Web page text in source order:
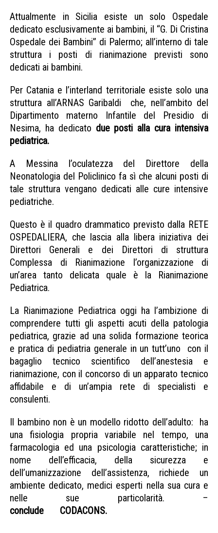
Attualmente in Sicilia esiste un solo Ospedale
dedicato esclusivamente ai bambini, il “G. Di Cristina
Ospedale dei Bambini” di Palermo; all’interno di tale
struttura i posti di rianimazione previsti sono
dedicati ai bambini.
Per Catania e l’interland territoriale esiste solo una
struttura all’ARNAS Garibaldi che, nell’ambito del
Dipartimento materno Infantile del Presidio di
Nesima, ha dedicato due posti alla cura intensiva
pediatrica.
A Messina l’oculatezza del Direttore della
Neonatologia del Policlinico fa sì che alcuni posti di
tale struttura vengano dedicati alle cure intensive
pediatriche.
Questo è il quadro drammatico previsto dalla RETE
OSPEDALIERA, che lascia alla libera iniziativa dei
Direttori Generali e dei Direttori di struttura
Complessa di Rianimazione l’organizzazione di
un’area tanto delicata quale è la Rianimazione
Pediatrica.
La Rianimazione Pediatrica oggi ha l’ambizione di
comprendere tutti gli aspetti acuti della patologia
pediatrica, grazie ad una solida formazione teorica
e pratica di pediatria generale in un tutt’uno con il
bagaglio tecnico scientifico dell’anestesia e
rianimazione, con il concorso di un apparato tecnico
affidabile e di un’ampia rete di specialisti e
consulenti.
Il bambino non è un modello ridotto dell’adulto: ha
una fisiologia propria variabile nel tempo, una
farmacologia ed una psicologia caratteristiche; in
nome dell’efficacia, della sicurezza e
dell’umanizzazione dell’assistenza, richiede un
ambiente dedicato, medici esperti nella sua cura e
nelle sue particolarità. –
conclude
CODACONS.